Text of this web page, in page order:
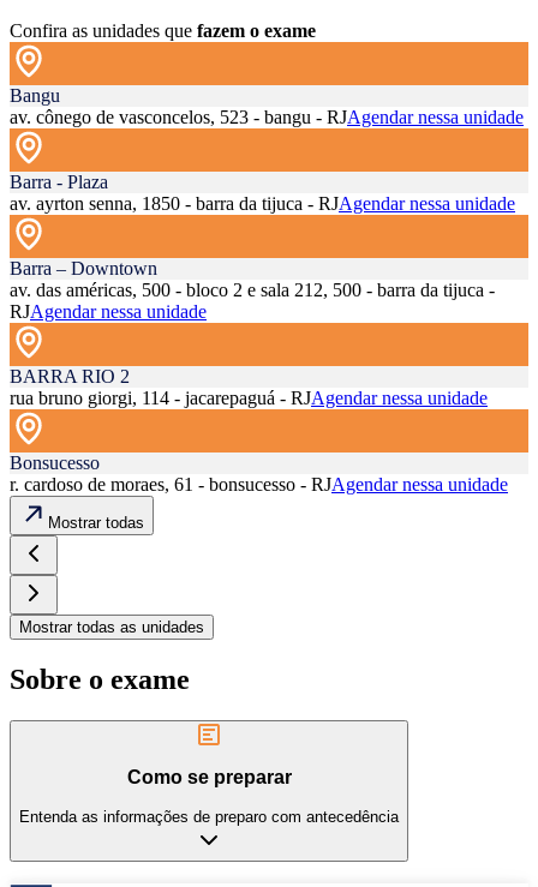
Confira as unidades que fazem o exame
Bangu
av. cônego de vasconcelos, 523 - bangu - RJAgendar nessa unidade
Barra - Plaza
av. ayrton senna, 1850 - barra da tijuca - RJAgendar nessa unidade
Barra – Downtown
av. das américas, 500 - bloco 2 e sala 212, 500 - barra da tijuca -
RJAgendar nessa unidade
BARRA RIO 2
rua bruno giorgi, 114 - jacarepaguá - RJAgendar nessa unidade
Bonsucesso
r. cardoso de moraes, 61 - bonsucesso - RJAgendar nessa unidade
Mostrar todas
Mostrar todas as unidades
Sobre o exame
Como se preparar
Entenda as informações de preparo com antecedência